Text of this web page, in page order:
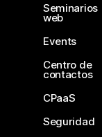
Seminarios
web
Events
Centro de
contactos
CPaaS
Seguridad